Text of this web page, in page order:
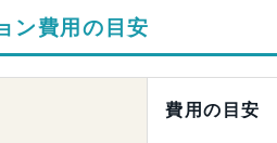
ン費用の目安
費用の目安